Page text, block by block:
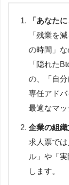
「あなた
「残業を
の時間」な
「隠れた
の、「自分
専任アドバ
最適なマッ
企業の組織
求人票で
ル」や「
します。